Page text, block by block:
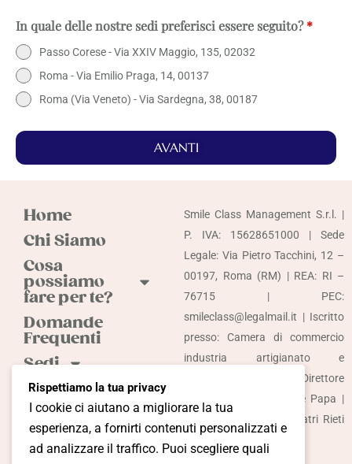
In quale delle nostre sedi preferisci essere seguito?*
Passo Corese - Via XXIV Maggio, 135, 02032
Roma - Via Emilio Praga, 14, 00137
Roma (Via Veneto) - Via Sardegna, 38, 00187
AVANTI
Home
Chi Siamo
Cosa
possiamo
fare per te?
Domande
Frequenti
Sedi
Odontoiatria
Accessibile
Più
informazioni?
Smile Class Management S.r.l. |
P. IVA: 15628651000 | Sede
Legale: Via Pietro Tacchini, 12 –
00197, Roma (RM) | REA: RI –
76715 | PEC:
smileclass@legalmail.it | Iscritto
presso: Camera di commercio
industria artigianato e
agricoltura di Rieti | Direttore
sanitario: Dott. Raffaele Papa |
Iscrizione Albo Odontoiatri Rieti
Rispettiamo la tua privacy
I cookie ci aiutano a migliorare la tua
esperienza, a fornirti contenuti personalizzati e
ad analizzare il traffico. Puoi scegliere quali